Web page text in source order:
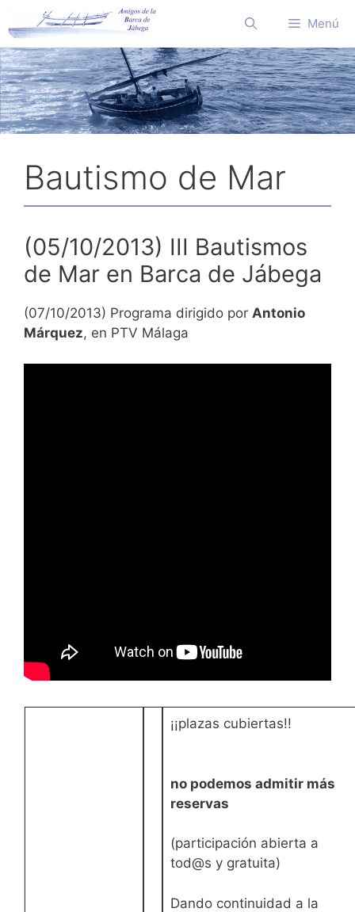
al
contenido
Menú
Bautismo de Mar
(05/10/2013) III Bautismos
de Mar en Barca de Jábega
(07/10/2013) Programa dirigido por Antonio
Márquez, en PTV Málaga
¡¡plazas cubiertas!!
no podemos admitir más
reservas
(participación abierta a
tod@s y gratuita)
Dando continuidad a la